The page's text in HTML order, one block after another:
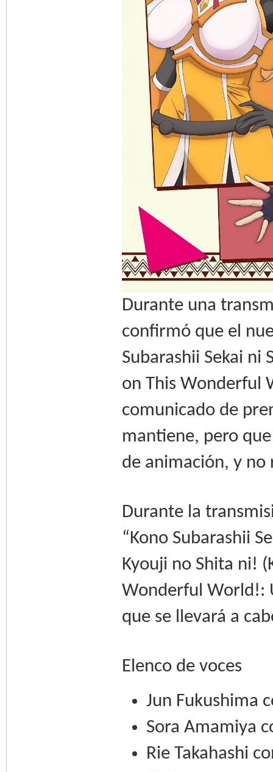
Durante una
confirmó que el
Subarashii Sekai ni
on This Wonderful
comunicado de
mantiene, pero
de animación, y no
Durante la
“Kono Subarashii
Kyouji no Shita ni!
Wonderful World!:
que se llevará a
Elenco de voces
Jun Fukushima
Sora Amamiya
Rie Takahashi